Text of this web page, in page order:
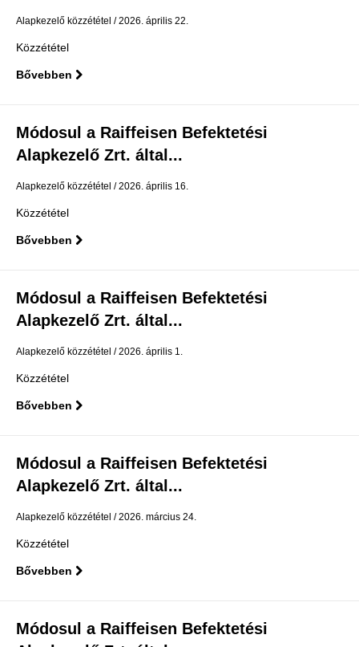
Alapkezelő közzététel 2026. április 22.
Közzététel
Bővebben
Módosul a Raiffeisen Befektetési
Alapkezelő Zrt. által...
Alapkezelő közzététel 2026. április 16.
Közzététel
Bővebben
Módosul a Raiffeisen Befektetési
Alapkezelő Zrt. által...
Alapkezelő közzététel 2026. április 1.
Közzététel
Bővebben
Módosul a Raiffeisen Befektetési
Alapkezelő Zrt. által...
Alapkezelő közzététel 2026. március 24.
Közzététel
Bővebben
Módosul a Raiffeisen Befektetési